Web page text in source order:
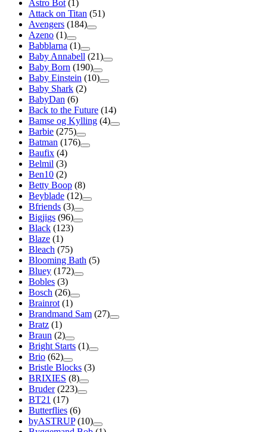
Astro Bot (1)
Attack on Titan (51)
Avengers (184)
Azeno (1)
Babblarna (1)
Baby Annabell (21)
Baby Born (190)
Baby Einstein (10)
Baby Shark (2)
BabyDan (6)
Back to the Future (14)
Bamse og Kylling (4)
Barbie (275)
Batman (176)
Baufix (4)
Belmil (3)
Ben10 (2)
Betty Boop (8)
Beyblade (12)
Bfriends (3)
Bigjigs (96)
Black (123)
Blaze (1)
Bleach (75)
Blooming Bath (5)
Bluey (172)
Bobles (3)
Bosch (26)
Brainrot (1)
Brandmand Sam (27)
Bratz (1)
Braun (2)
Bright Starts (1)
Brio (62)
Bristle Blocks (3)
BRIXIES (8)
Bruder (223)
BT21 (17)
Butterflies (6)
byASTRUP (10)